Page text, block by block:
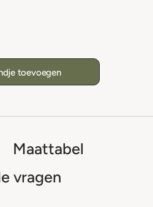
toevoegen
Maattabel
vragen